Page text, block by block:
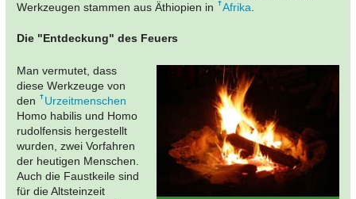
Werkzeugen stammen aus Äthiopien in
Afrika.
Die "Entdeckung" des Feuers
Man vermutet, dass
diese Werkzeuge von
den
Urzeitmenschen
Homo habilis und Homo
rudolfensis hergestellt
wurden, zwei Vorfahren
der heutigen Menschen.
Auch die Faustkeile sind
für die Altsteinzeit